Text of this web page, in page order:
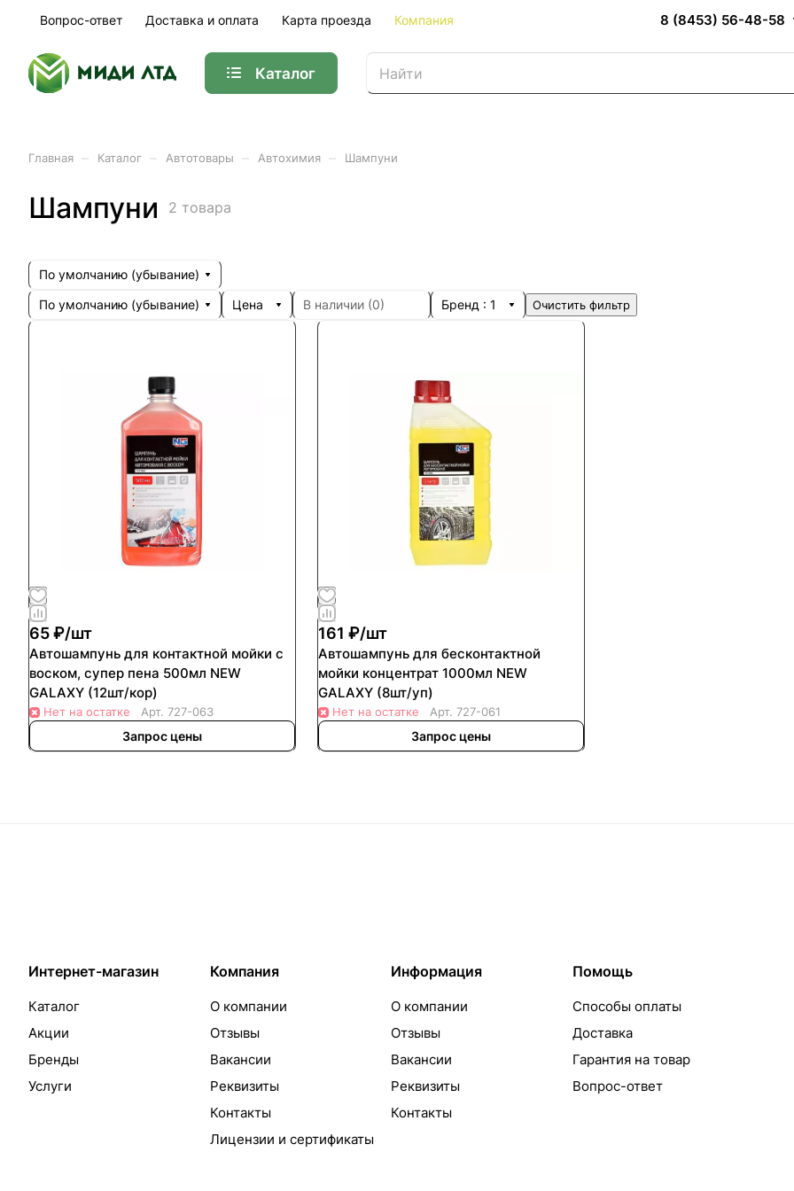
Вопрос-ответ Доставка и оплата Карта проезда Компания 8 (8453) 56-48-58
Каталог
Главная Каталог Автотовары Автохимия Шампуни
Шампуни 2 товара
По умолчанию (убывание)
По умолчанию (убывание)
Цена В наличии (0) Бренд : 1 Очистить фильтр
65 ₽/шт
Автошампунь для контактной мойки с
воском, супер пена 500мл NEW
GALAXY (12шт/кор)
Нет на остатке Арт. 727-063
Запрос цены
161 ₽/шт
Автошампунь для бесконтактной
мойки концентрат 1000мл NEW
GALAXY (8шт/уп)
Нет на остатке Арт. 727-061
Запрос цены
Интернет-магазин
Каталог
Акции
Бренды
Услуги
Компания
О компании
Отзывы
Вакансии
Реквизиты
Контакты
Лицензии и сертификаты
Информация
О компании
Отзывы
Вакансии
Реквизиты
Контакты
Помощь
Способы оплаты
Доставка
Гарантия на товар
Вопрос-ответ